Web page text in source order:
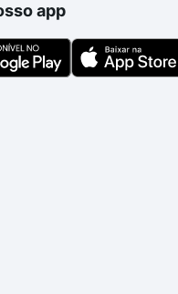
app